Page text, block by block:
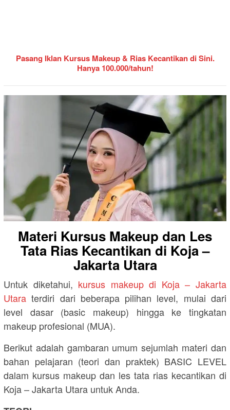
Pasang Iklan Kursus Makeup & Rias Kecantikan di Sini.
Hanya 100.000/tahun!
Materi Kursus Makeup dan Les
Tata Rias Kecantikan di Koja –
Jakarta Utara
Untuk diketahui, kursus makeup di Koja – Jakarta
Utara terdiri dari beberapa pilihan level, mulai dari
level dasar (basic makeup) hingga ke tingkatan
makeup profesional (MUA).
Berikut adalah gambaran umum sejumlah materi dan
bahan pelajaran (teori dan praktek) BASIC LEVEL
dalam kursus makeup dan les tata rias kecantikan di
Koja – Jakarta Utara untuk Anda.